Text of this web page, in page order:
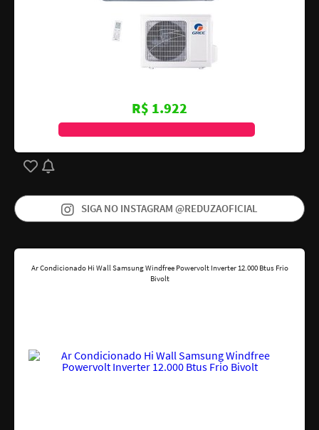
R$ 1.922
DE CASHBACK PELO APLICATIVO
SIGA NO INSTAGRAM @REDUZAOFICIAL
Ar Condicionado Hi Wall Samsung Windfree Powervolt Inverter 12.000 Btus Frio
Bivolt